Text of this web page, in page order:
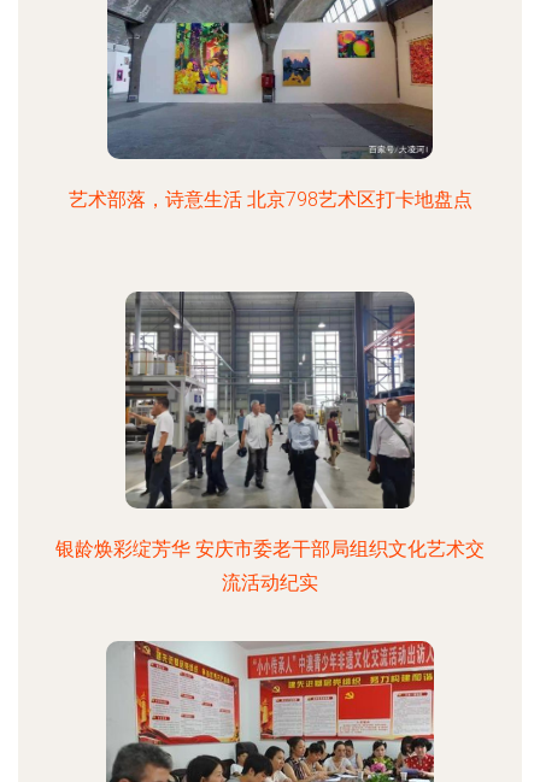
艺术部落，诗意生活 北京798艺术区打卡地盘点
银龄焕彩绽芳华 安庆市委老干部局组织文化艺术交
流活动纪实